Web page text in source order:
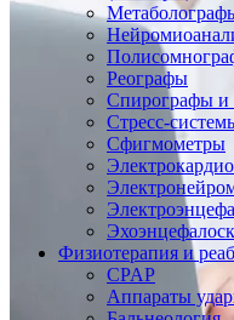
Реографы
Спирографы и
Стресс-
Сфигмометры
Физиотерапия и
CPAP
Аппараты